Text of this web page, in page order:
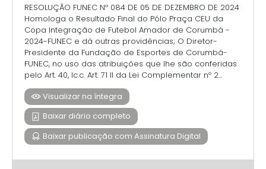
RESOLUÇÃO FUNEC Nº 084 DE 05 DE DEZEMBRO DE 2024
Homologa o Resultado Final do Pólo Praça CEU da
Copa Integração de Futebol Amador de Corumbá -
2024-FUNEC e dá outras providências; O Diretor-
Presidente da Fundação de Esportes de Corumbá-
FUNEC, no uso das atribuições que lhe são conferidas
pelo Art. 40, Ic.c. Art. 71 II da Lei Complementar nº 2...
Visualizar na íntegra
Baixar diário completo
Baixar publicação com Assinatura Digital